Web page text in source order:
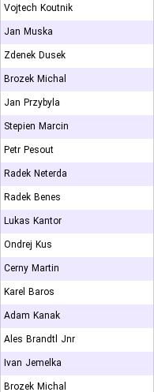
Vojtech Koutnik
Jan Muska
Zdenek Dusek
Brozek Michal
Jan Przybyla
Stepien Marcin
Petr Pesout
Radek Neterda
Radek Benes
Lukas Kantor
Ondrej Kus
Cerny Martin
Karel Baros
Adam Kanak
Ales Brandtl Jnr
Ivan Jemelka
Brozek Michal